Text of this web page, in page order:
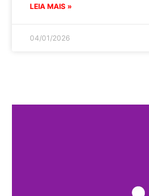
LEIA MAIS »
04/01/2026